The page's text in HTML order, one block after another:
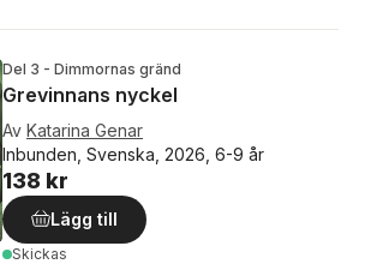
Del 3 - Dimmornas gränd
Grevinnans nyckel
Av Katarina Genar
Inbunden, Svenska, 2026, 6-9 år
138 kr
Lägg till
Skickas